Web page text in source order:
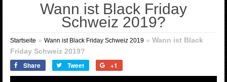
Wann ist Black Friday
Schweiz 2019?
Startseite » Wann ist Black Friday Schweiz 2019 » Wann ist Black
Friday Schweiz 2019?
Share Tweet +1